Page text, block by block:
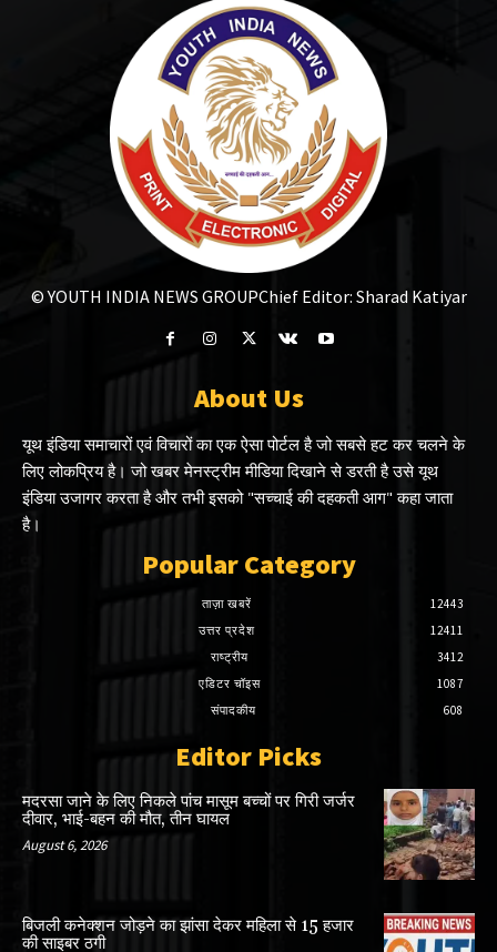
© YOUTH INDIA NEWS GROUPChief Editor: Sharad Katiyar
About Us
यूथ इंडिया समाचारों एवं विचारों का एक ऐसा पोर्टल है जो सबसे हट कर चलने के
लिए लोकप्रिय है। जो खबर मेनस्ट्रीम मीडिया दिखाने से डरती है उसे यूथ
इंडिया उजागर करता है और तभी इसको "सच्चाई की दहकती आग" कहा जाता
है।
Popular Category
ताज़ा खबरें
12443
उत्तर प्रदेश
12411
राष्ट्रीय
3412
एडिटर चॉइस
1087
संपादकीय
608
Editor Picks
मदरसा जाने के लिए निकले पांच मासूम बच्चों पर गिरी जर्जर
दीवार, भाई-बहन की मौत, तीन घायल
August 6, 2026
बिजली कनेक्शन जोड़ने का झांसा देकर महिला से 15 हजार
की साइबर ठगी